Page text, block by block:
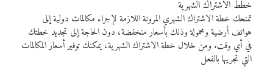
خطط الاشتراك الشهرية
تمنحك خطة الاشتراك الشهري المرونة اللازمة لإجراء مكالمات دولية إلى
هواتف أرضية ومحمولة وذلك بأسعار منخفضة، دون الحاجة إلى تجديد خطتك
في أي وقت. ومن خلال خطة الاشتراك الشهرية، يمكنك توفير أسعار المكالمات
التي تجريها بالفعل